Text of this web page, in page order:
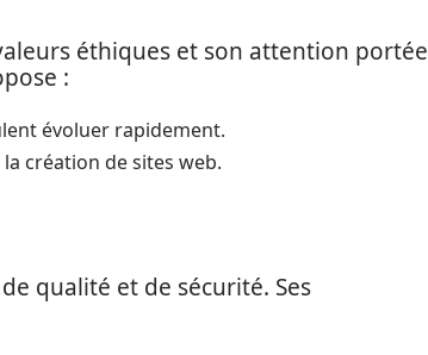
éthiques et son attention portée
:
évoluer rapidement.
création de sites web.
qualité et de sécurité. Ses